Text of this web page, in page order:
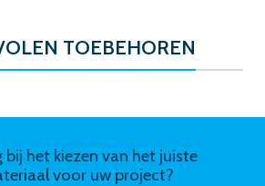
TOEBEHOREN
bij het kiezen van het juiste
voor uw project?